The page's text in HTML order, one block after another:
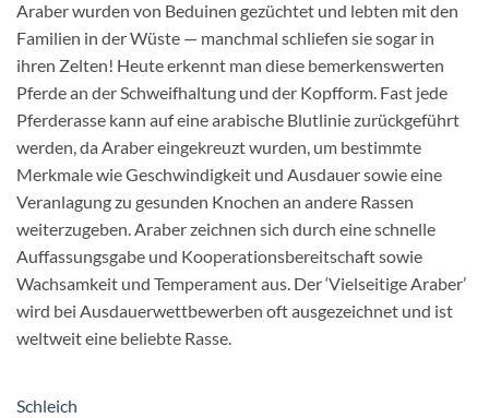
Araber wurden von Beduinen gezüchtet und lebten mit den
Familien in der Wüste — manchmal schliefen sie sogar in
ihren Zelten! Heute erkennt man diese bemerkenswerten
Pferde an der Schweifhaltung und der Kopfform. Fast jede
Pferderasse kann auf eine arabische Blutlinie zurückgeführt
werden, da Araber eingekreuzt wurden, um bestimmte
Merkmale wie Geschwindigkeit und Ausdauer sowie eine
Veranlagung zu gesunden Knochen an andere Rassen
weiterzugeben. Araber zeichnen sich durch eine schnelle
Auffassungsgabe und Kooperationsbereitschaft sowie
Wachsamkeit und Temperament aus. Der ‘Vielseitige Araber’
wird bei Ausdauerwettbewerben oft ausgezeichnet und ist
weltweit eine beliebte Rasse.
Schleich